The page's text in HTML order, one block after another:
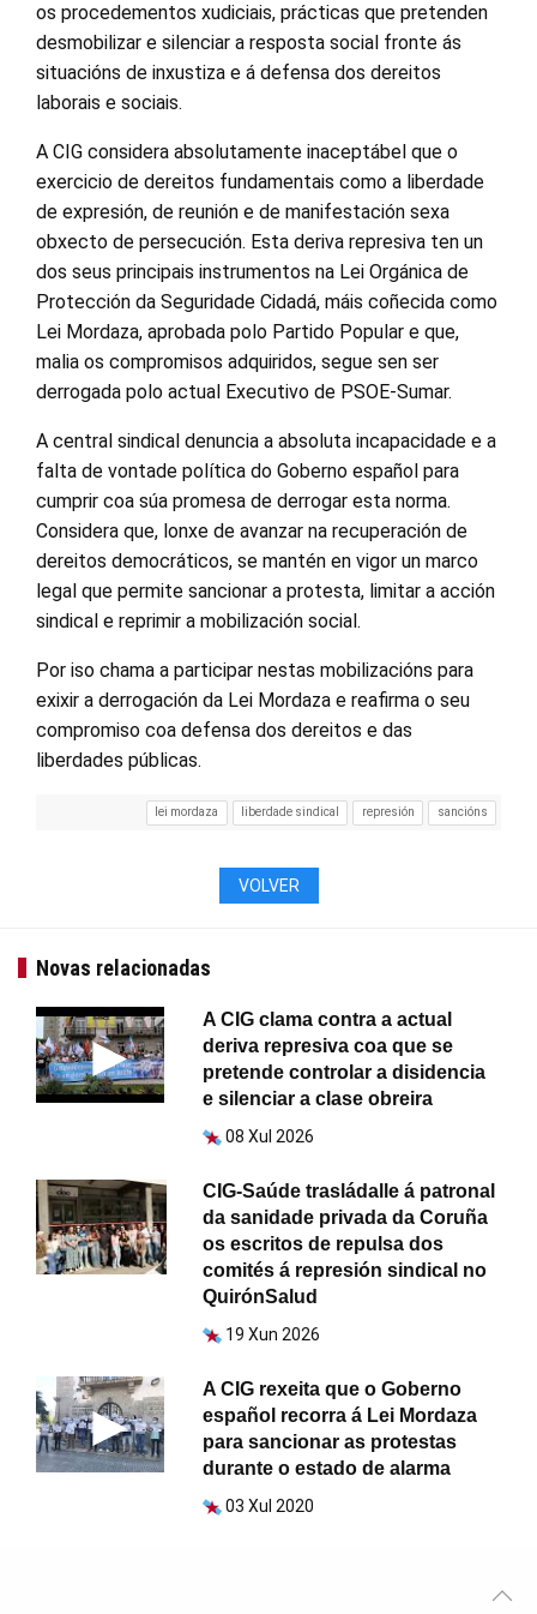
os procedementos xudiciais, prácticas que pretenden
desmobilizar e silenciar a resposta social fronte ás
situacións de inxustiza e á defensa dos dereitos
laborais e sociais.
A CIG considera absolutamente inaceptábel que o
exercicio de dereitos fundamentais como a liberdade
de expresión, de reunión e de manifestación sexa
obxecto de persecución. Esta deriva represiva ten un
dos seus principais instrumentos na Lei Orgánica de
Protección da Seguridade Cidadá, máis coñecida como
Lei Mordaza, aprobada polo Partido Popular e que,
malia os compromisos adquiridos, segue sen ser
derrogada polo actual Executivo de PSOE-Sumar.
A central sindical denuncia a absoluta incapacidade e a
falta de vontade política do Goberno español para
cumprir coa súa promesa de derrogar esta norma.
Considera que, lonxe de avanzar na recuperación de
dereitos democráticos, se mantén en vigor un marco
legal que permite sancionar a protesta, limitar a acción
sindical e reprimir a mobilización social.
Por iso chama a participar nestas mobilizacións para
exixir a derrogación da Lei Mordaza e reafirma o seu
compromiso coa defensa dos dereitos e das
liberdades públicas.
lei mordaza liberdade sindical represión sancións
VOLVER
Novas relacionadas
A CIG clama contra a actual
deriva represiva coa que se
pretende controlar a disidencia
e silenciar a clase obreira
08 Xul 2026
CIG-Saúde trasládalle á patronal
da sanidade privada da Coruña
os escritos de repulsa dos
comités á represión sindical no
QuirónSalud
19 Xun 2026
A CIG rexeita que o Goberno
español recorra á Lei Mordaza
para sancionar as protestas
durante o estado de alarma
03 Xul 2020